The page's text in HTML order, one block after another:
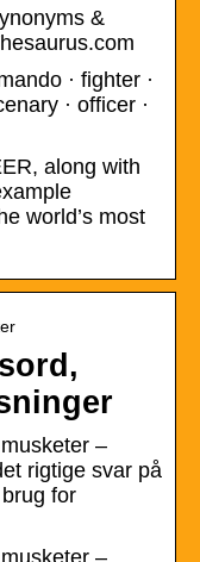
&
· fighter ·
· officer ·
along with
world’s most
–
rigtige svar på
for
–